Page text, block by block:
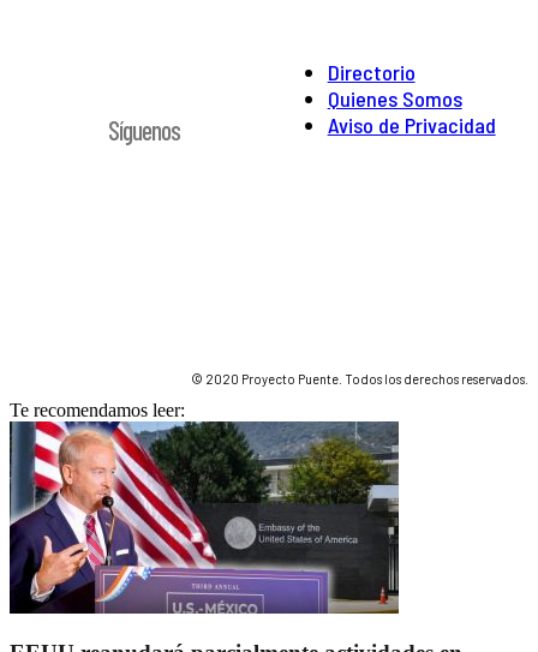
Directorio
Quienes Somos
Aviso de Privacidad
Síguenos
© 2020 Proyecto Puente. Todos los derechos reservados.
Te recomendamos leer: